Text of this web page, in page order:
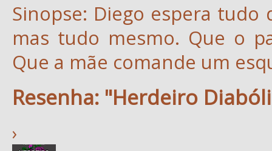
Sinopse: Diego espera
mas tudo mesmo. Que o
Que a mãe comande um
Resenha: "Herdeiro
›